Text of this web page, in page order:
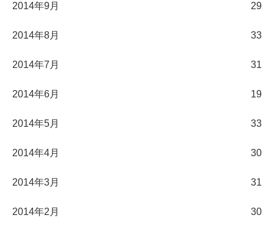
2014年9月 29
2014年8月 33
2014年7月 31
2014年6月 19
2014年5月 33
2014年4月 30
2014年3月 31
2014年2月 30